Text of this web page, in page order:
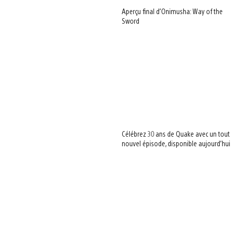
Aperçu final d’Onimusha: Way of the
Sword
Célébrez 30 ans de Quake avec un tout
nouvel épisode, disponible aujourd’hui